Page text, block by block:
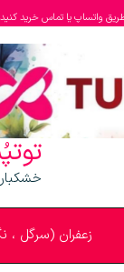
واتساپ یا تماس خرید کنید
زعفران (سرگل ،